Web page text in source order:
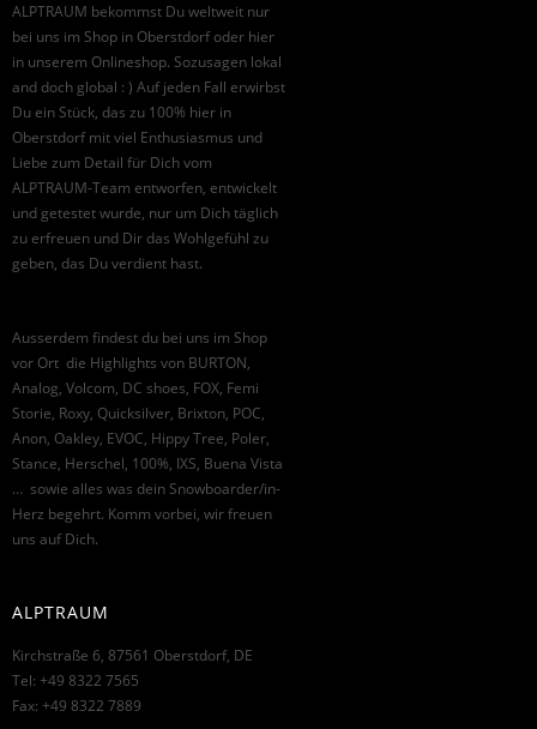
ALPTRAUM bekommst Du weltweit nur
bei uns im Shop in Oberstdorf oder hier
in unserem Onlineshop. Sozusagen lokal
and doch global : ) Auf jeden Fall erwirbst
Du ein Stück, das zu 100% hier in
Oberstdorf mit viel Enthusiasmus und
Liebe zum Detail für Dich vom
ALPTRAUM-Team entworfen, entwickelt
und getestet wurde, nur um Dich täglich
zu erfreuen und Dir das Wohlgefühl zu
geben, das Du verdient hast.
Ausserdem findest du bei uns im Shop
vor Ort die Highlights von BURTON,
Analog, Volcom, DC shoes, FOX, Femi
Storie, Roxy, Quicksilver, Brixton, POC,
Anon, Oakley, EVOC, Hippy Tree, Poler,
Stance, Herschel, 100%, IXS, Buena Vista
… sowie alles was dein Snowboarder/in-
Herz begehrt. Komm vorbei, wir freuen
uns auf Dich.
ALPTRAUM
Kirchstraße 6, 87561 Oberstdorf, DE
Tel: +49 8322 7565
Fax: +49 8322 7889